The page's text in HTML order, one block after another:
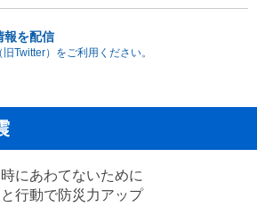
報を配信
Twitter）をご利用ください。
にあわてないために
行動で防災力アップ